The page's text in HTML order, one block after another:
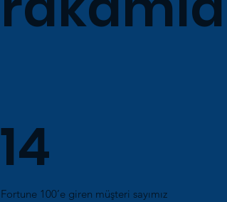
14
Fortune 100’e giren müşteri sayımız